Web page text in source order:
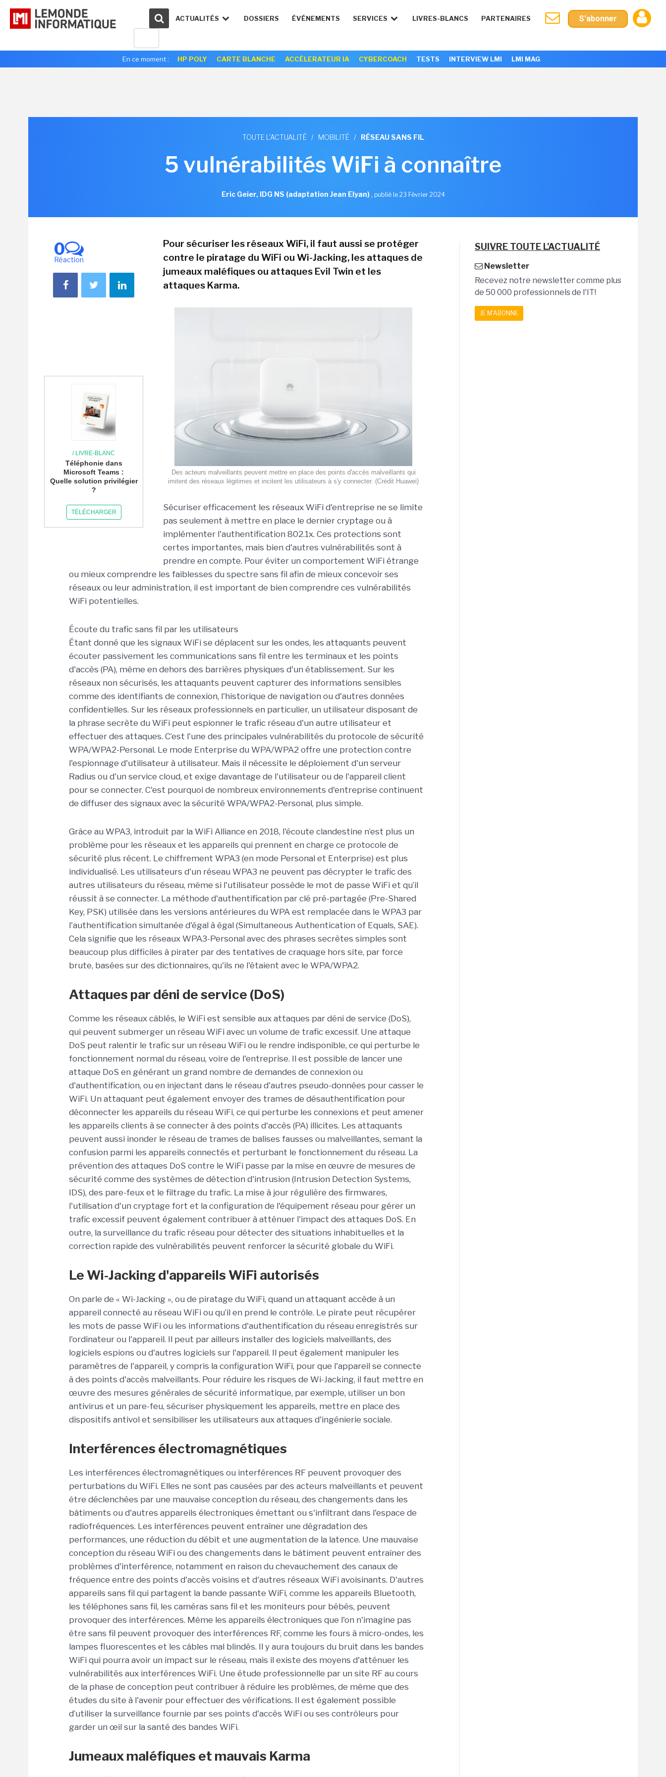
ACTUALITÉS DOSSIERS ÉVÉNEMENTS SERVICES LIVRES-BLANCS PARTENAIRES S'abonner
En ce moment : HP POLY CARTE BLANCHE ACCÉLERATEUR IA CYBERCOACH TESTS INTERVIEW LMI LMI MAG
TOUTE L'ACTUALITÉ / MOBILITÉ / RÉSEAU SANS FIL
5 vulnérabilités WiFi à connaître
Eric Geier, IDG NS (adaptation Jean Elyan), publié le 23 Février 2024
0
Réaction
/ LIVRE-BLANC
Téléphonie dans
Microsoft Teams :
Quelle solution privilégier
?
TÉLÉCHARGER
Pour sécuriser les réseaux WiFi, il faut aussi se protéger
contre le piratage du WiFi ou Wi-Jacking, les attaques de
jumeaux maléfiques ou attaques Evil Twin et les
attaques Karma.
Des acteurs malveillants peuvent mettre en place des points d'accès malveillants qui
imitent des réseaux légitimes et incitent les utilisateurs à s'y connecter. (Crédit Huawei)
Sécuriser efficacement les réseaux WiFi d'entreprise ne se limite
pas seulement à mettre en place le dernier cryptage ou à
implémenter l'authentification 802.1x. Ces protections sont
certes importantes, mais bien d'autres vulnérabilités sont à
prendre en compte. Pour éviter un comportement WiFi étrange
ou mieux comprendre les faiblesses du spectre sans fil afin de mieux concevoir ses
réseaux ou leur administration, il est important de bien comprendre ces vulnérabilités
WiFi potentielles.
Écoute du trafic sans fil par les utilisateurs
Étant donné que les signaux WiFi se déplacent sur les ondes, les attaquants peuvent
écouter passivement les communications sans fil entre les terminaux et les points
d'accès (PA), même en dehors des barrières physiques d'un établissement. Sur les
réseaux non sécurisés, les attaquants peuvent capturer des informations sensibles
comme des identifiants de connexion, l'historique de navigation ou d'autres données
confidentielles. Sur les réseaux professionnels en particulier, un utilisateur disposant de
la phrase secrète du WiFi peut espionner le trafic réseau d'un autre utilisateur et
effectuer des attaques. C’est l'une des principales vulnérabilités du protocole de sécurité
WPA/WPA2-Personal. Le mode Enterprise du WPA/WPA2 offre une protection contre
l'espionnage d'utilisateur à utilisateur. Mais il nécessite le déploiement d'un serveur
Radius ou d'un service cloud, et exige davantage de l'utilisateur ou de l'appareil client
pour se connecter. C'est pourquoi de nombreux environnements d'entreprise continuent
de diffuser des signaux avec la sécurité WPA/WPA2-Personal, plus simple.
Grâce au WPA3, introduit par la WiFi Alliance en 2018, l'écoute clandestine n’est plus un
problème pour les réseaux et les appareils qui prennent en charge ce protocole de
sécurité plus récent. Le chiffrement WPA3 (en mode Personal et Enterprise) est plus
individualisé. Les utilisateurs d'un réseau WPA3 ne peuvent pas décrypter le trafic des
autres utilisateurs du réseau, même si l'utilisateur possède le mot de passe WiFi et qu’il
réussit à se connecter. La méthode d'authentification par clé pré-partagée (Pre-Shared
Key, PSK) utilisée dans les versions antérieures du WPA est remplacée dans le WPA3 par
l'authentification simultanée d'égal à égal (Simultaneous Authentication of Equals, SAE).
Cela signifie que les réseaux WPA3-Personal avec des phrases secrètes simples sont
beaucoup plus difficiles à pirater par des tentatives de craquage hors site, par force
brute, basées sur des dictionnaires, qu'ils ne l'étaient avec le WPA/WPA2.
Attaques par déni de service (DoS)
Comme les réseaux câblés, le WiFi est sensible aux attaques par déni de service (DoS),
qui peuvent submerger un réseau WiFi avec un volume de trafic excessif. Une attaque
DoS peut ralentir le trafic sur un réseau WiFi ou le rendre indisponible, ce qui perturbe le
fonctionnement normal du réseau, voire de l'entreprise. Il est possible de lancer une
attaque DoS en générant un grand nombre de demandes de connexion ou
d'authentification, ou en injectant dans le réseau d'autres pseudo-données pour casser le
WiFi. Un attaquant peut également envoyer des trames de désauthentification pour
déconnecter les appareils du réseau WiFi, ce qui perturbe les connexions et peut amener
les appareils clients à se connecter à des points d'accès (PA) illicites. Les attaquants
peuvent aussi inonder le réseau de trames de balises fausses ou malveillantes, semant la
confusion parmi les appareils connectés et perturbant le fonctionnement du réseau. La
prévention des attaques DoS contre le WiFi passe par la mise en œuvre de mesures de
sécurité comme des systèmes de détection d'intrusion (Intrusion Detection Systems,
IDS), des pare-feux et le filtrage du trafic. La mise à jour régulière des firmwares,
l'utilisation d'un cryptage fort et la configuration de l'équipement réseau pour gérer un
trafic excessif peuvent également contribuer à atténuer l'impact des attaques DoS. En
outre, la surveillance du trafic réseau pour détecter des situations inhabituelles et la
correction rapide des vulnérabilités peuvent renforcer la sécurité globale du WiFi.
Le Wi-Jacking d'appareils WiFi autorisés
On parle de « Wi-Jacking », ou de piratage du WiFi, quand un attaquant accède à un
appareil connecté au réseau WiFi ou qu’il en prend le contrôle. Le pirate peut récupérer
les mots de passe WiFi ou les informations d'authentification du réseau enregistrés sur
l'ordinateur ou l'appareil. Il peut par ailleurs installer des logiciels malveillants, des
logiciels espions ou d'autres logiciels sur l'appareil. Il peut également manipuler les
paramètres de l'appareil, y compris la configuration WiFi, pour que l'appareil se connecte
à des points d'accès malveillants. Pour réduire les risques de Wi-Jacking, il faut mettre en
œuvre des mesures générales de sécurité informatique, par exemple, utiliser un bon
antivirus et un pare-feu, sécuriser physiquement les appareils, mettre en place des
dispositifs antivol et sensibiliser les utilisateurs aux attaques d'ingénierie sociale.
Interférences électromagnétiques
Les interférences électromagnétiques ou interférences RF peuvent provoquer des
perturbations du WiFi. Elles ne sont pas causées par des acteurs malveillants et peuvent
être déclenchées par une mauvaise conception du réseau, des changements dans les
bâtiments ou d'autres appareils électroniques émettant ou s'infiltrant dans l'espace de
radiofréquences. Les interférences peuvent entraîner une dégradation des
performances, une réduction du débit et une augmentation de la latence. Une mauvaise
conception du réseau WiFi ou des changements dans le bâtiment peuvent entraîner des
problèmes d'interférence, notamment en raison du chevauchement des canaux de
fréquence entre des points d'accès voisins et d'autres réseaux WiFi avoisinants. D'autres
appareils sans fil qui partagent la bande passante WiFi, comme les appareils Bluetooth,
les téléphones sans fil, les caméras sans fil et les moniteurs pour bébés, peuvent
provoquer des interférences. Même les appareils électroniques que l'on n'imagine pas
être sans fil peuvent provoquer des interférences RF, comme les fours à micro-ondes, les
lampes fluorescentes et les câbles mal blindés. Il y aura toujours du bruit dans les bandes
WiFi qui pourra avoir un impact sur le réseau, mais il existe des moyens d'atténuer les
vulnérabilités aux interférences WiFi. Une étude professionnelle par un site RF au cours
de la phase de conception peut contribuer à réduire les problèmes, de même que des
études du site à l'avenir pour effectuer des vérifications. Il est également possible
d’utiliser la surveillance fournie par ses points d'accès WiFi ou ses contrôleurs pour
garder un œil sur la santé des bandes WiFi.
Jumeaux maléfiques et mauvais Karma
SUIVRE TOUTE L'ACTUALITÉ
Newsletter
Recevez notre newsletter comme plus
de 50 000 professionnels de l'IT!
JE M'ABONNE